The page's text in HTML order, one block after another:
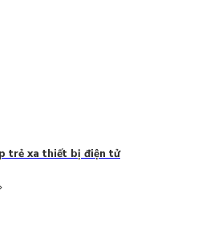
trẻ xa thiết bị điện tử